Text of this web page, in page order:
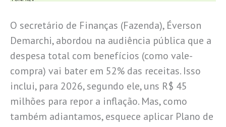
O secretário de Finanças (Fazenda), Éverson
Demarchi, abordou na audiência pública que a
despesa total com benefícios (como vale-
compra) vai bater em 52% das receitas. Isso
inclui, para 2026, segundo ele, uns R$ 45
milhões para repor a inflação. Mas, como
também adiantamos, esquece aplicar Plano de